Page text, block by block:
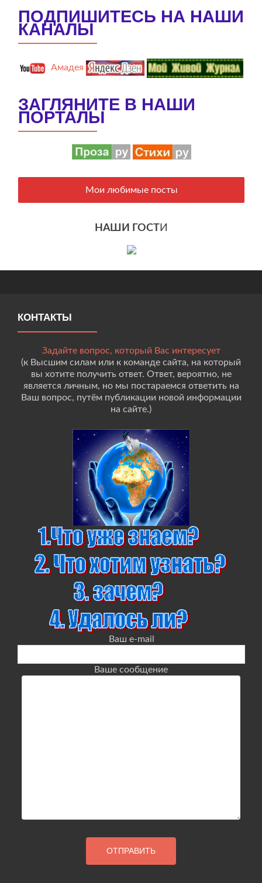
ПОДПИШИТЕСЬ НА НАШИ
КАНАЛЫ
Амадея
ЗАГЛЯНИТЕ В НАШИ
ПОРТАЛЫ
Мои любимые посты
НАШИ ГОСТИ
КОНТАКТЫ
Задайте вопрос, который Вас интересует
(к Высшим силам или к команде сайта, на который
вы хотите получить ответ. Ответ, вероятно, не
является личным, но мы постараемся ответить на
Ваш вопрос, путём публикации новой информации
на сайте.)
Ваш e-mail
Ваше сообщение